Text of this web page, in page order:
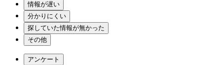
情報が遅い
分かりにくい
探していた情報が無かった
その他
アンケート